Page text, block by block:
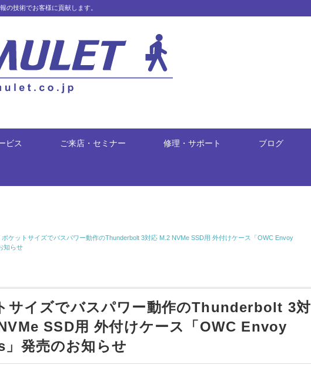
の技術でお客様に貢献します。
ビス ご来店・セミナー 修理・サポート ブログ
ポケットサイズでバスパワー動作のThunderbolt 3対応 M.2 NVMe SSD用 外付けケース「OWC Envoy
知らせ
サイズでバスパワー動作のThunderbolt 3対
SSD用 外付けケース「OWC Envoy
発売のお知らせ